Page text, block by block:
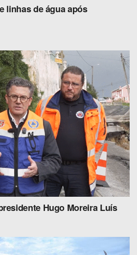
linhas de água após
Hugo Moreira Luís